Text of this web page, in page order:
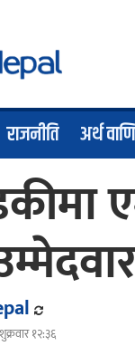
राजनीति अर्थ
१२:३६